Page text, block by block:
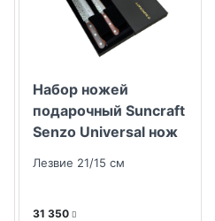
Набор ножей
подарочный Suncraft
Senzo Universal нож
универсальный нож
Лезвие 21/15 см
31 350